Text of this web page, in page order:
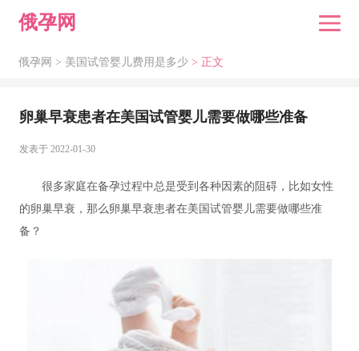
俄孕网
俄孕网 > 美国试管婴儿费用是多少> 正文
卵巢早衰患者在美国试管婴儿需要做哪些准备
发表于 2022-01-30
很多家庭在备孕过程中总是受到各种因素的阻碍，比如女性
的卵巢早衰，那么卵巢早衰患者在美国试管婴儿需要做哪些准
备？